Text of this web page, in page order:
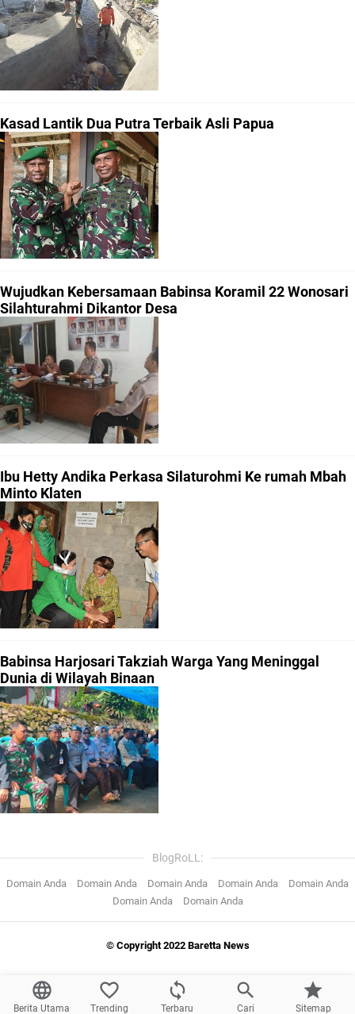
Kasad Lantik Dua Putra Terbaik Asli Papua
Wujudkan Kebersamaan Babinsa Koramil 22 Wonosari
Silahturahmi Dikantor Desa
Ibu Hetty Andika Perkasa Silaturohmi Ke rumah Mbah
Minto Klaten
Babinsa Harjosari Takziah Warga Yang Meninggal
Dunia di Wilayah Binaan
BlogRoLL:
Domain Anda Domain Anda Domain Anda Domain Anda
Domain Anda
Domain Anda
Domain Anda
© Copyright 2022 Baretta News
Berita Utama Trending Terbaru Cari Sitemap